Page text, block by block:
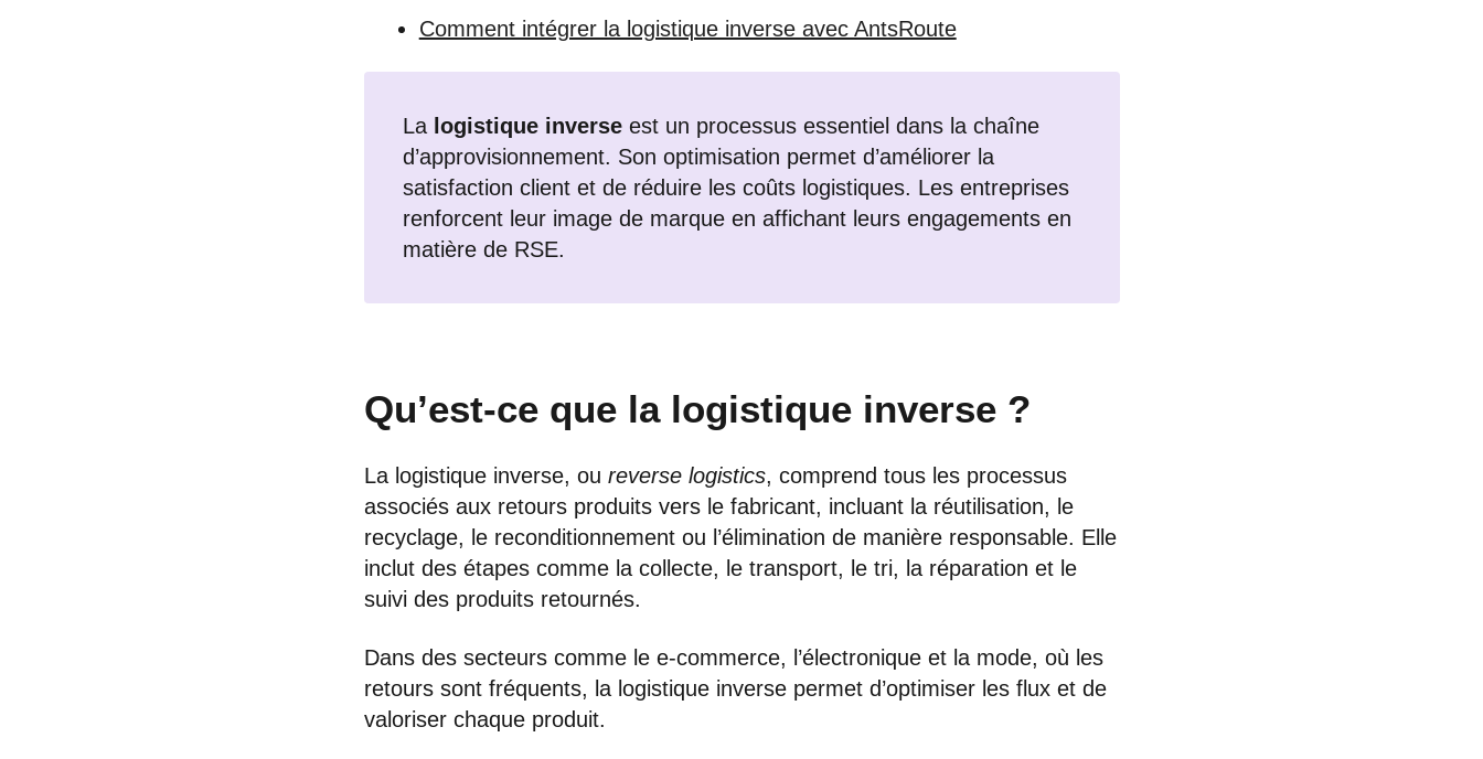
Comment intégrer la logistique inverse avec AntsRoute
La logistique inverseest un processus essentiel dans la chaîne
d’approvisionnement. Son optimisation permet d’améliorer la
satisfaction client et de réduire les coûts logistiques. Les entreprises
renforcent leur image de marque en affichant leurs engagements en
matière de RSE.
Qu’est-ce que la logistique inverse ?
La logistique inverse, ou reverse logistics, comprend tous les processus
associés aux retours produits vers le fabricant, incluant la réutilisation, le
recyclage, le reconditionnement ou l’élimination de manière responsable. Elle
inclut des étapes comme la collecte, le transport, le tri, la réparation et le
suivi des produits retournés.
Dans des secteurs comme le e-commerce, l’électronique et la mode, où les
retours sont fréquents, la logistique inverse permet d’optimiser les flux et de
valoriser chaque produit.